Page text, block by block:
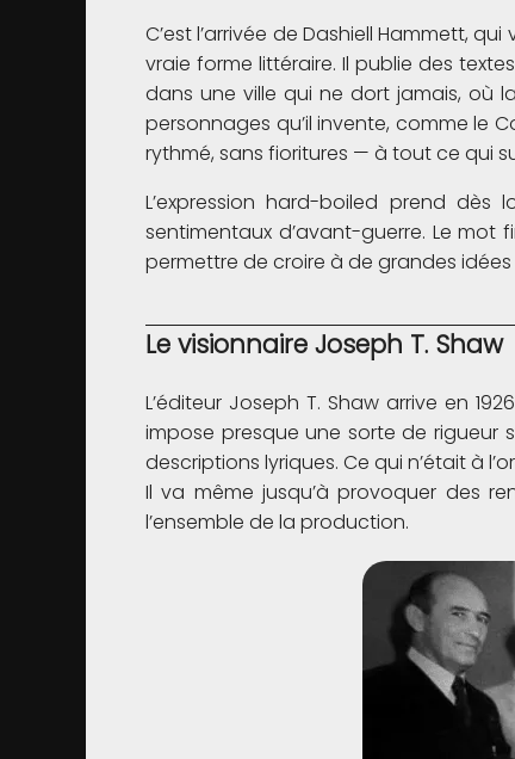
C’est l’arrivée de Dashiell Hammett,
vraie forme littéraire. Il publie des
dans une ville qui ne dort jamais, où
personnages qu’il invente, comme le
rythmé, sans fioritures — à tout ce qui
L’expression hard-boiled prend
sentimentaux d’avant-guerre. Le
permettre de croire à de grandes
Le visionnaire Joseph T. Shaw
L’éditeur Joseph T. Shaw arrive en
impose presque une sorte de rigueur
descriptions lyriques. Ce qui n’était à
Il va même jusqu’à provoquer des
l’ensemble de la production.